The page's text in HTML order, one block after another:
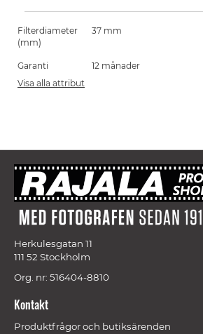
Filterdiameter
(mm)
37 mm
Garanti
12 månader
Visa alla attribut
Herkulesgatan 11
111 52 Stockholm
Org. nr: 516404-8810
Kontakt
Produktfrågor och butiksärenden